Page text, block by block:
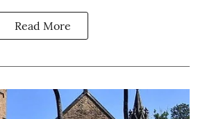
Read More